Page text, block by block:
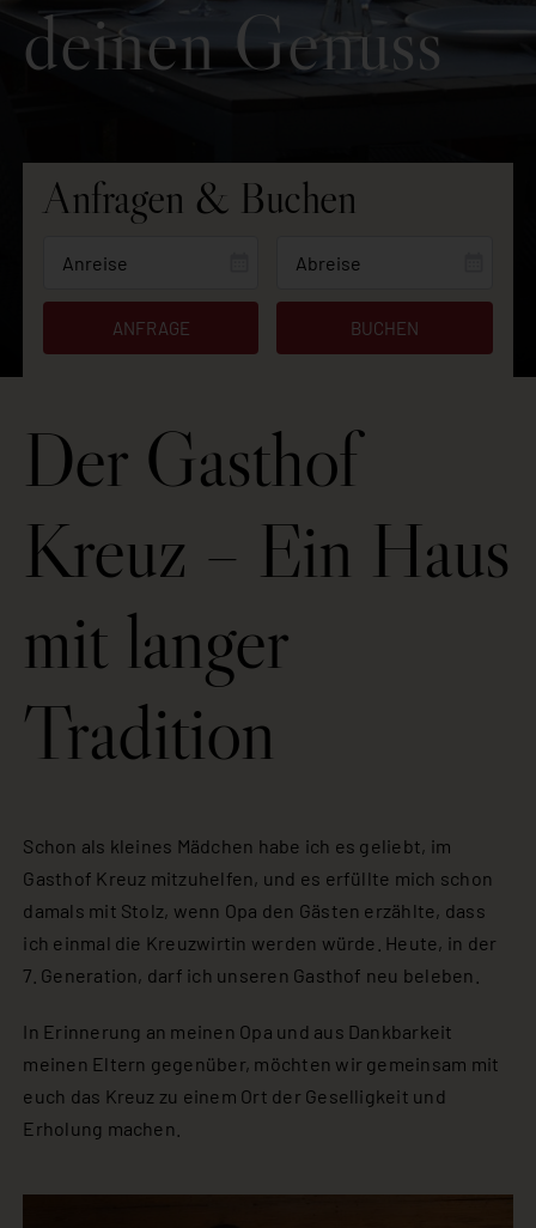
deinen Genuss
Anfragen & Buchen
Der Gasthof
Kreuz – Ein Haus
mit langer
Tradition
Schon als kleines Mädchen habe ich es geliebt, im
Gasthof Kreuz mitzuhelfen, und es erfüllte mich schon
damals mit Stolz, wenn Opa den Gästen erzählte, dass
ich einmal die Kreuzwirtin werden würde. Heute, in der
7. Generation, darf ich unseren Gasthof neu beleben.
In Erinnerung an meinen Opa und aus Dankbarkeit
meinen Eltern gegenüber, möchten wir gemeinsam mit
euch das Kreuz zu einem Ort der Geselligkeit und
Erholung machen.